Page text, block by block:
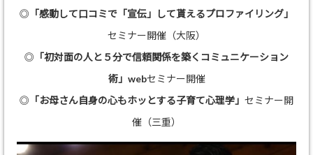
◎ 「感動して口コミで「宣伝」して貰えるプロファイリング」
セミナー開催（大阪）
◎ 「初対面の人と５分で信頼関係を築くコミュニケーション
術」 webセミナー開催
◎ 「お母さん自身の心もホッとする子育て心理学」 セミナー開
催（三重）